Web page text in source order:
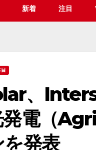
新着 注目
、
発電（
発表